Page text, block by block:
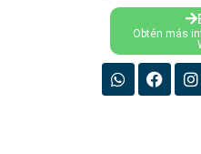
Obtén más